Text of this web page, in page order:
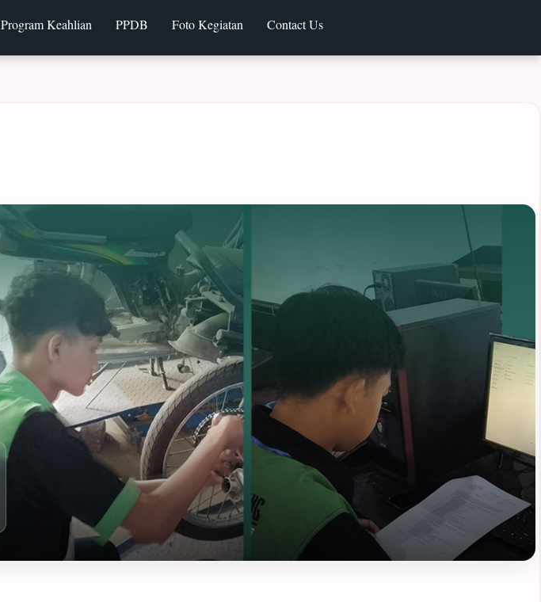
Program Keahlian PPDB Foto Kegiatan Contact Us